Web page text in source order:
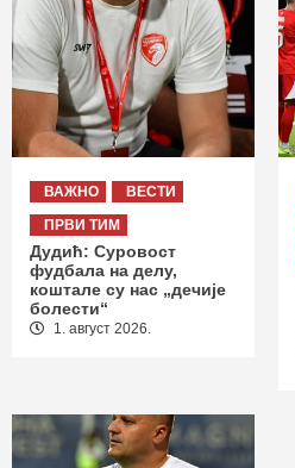
ВАЖНО
ВЕСТИ
ПРВИ ТИМ
Дудић: Суровост
фудбала на делу,
коштале су нас „дечије
болести“
1. август 2026.